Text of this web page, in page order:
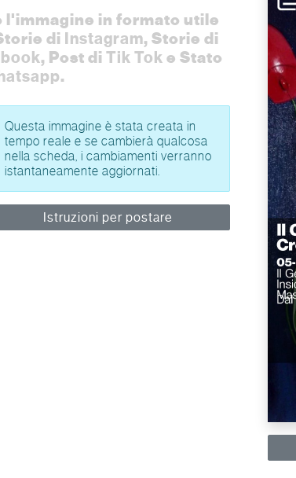
l'immagine in formato utile
di Instagram, Storie di
, Post di Tik Tok e Stato
.
Questa immagine è stata creata in
tempo reale e se cambierà qualcosa
nella scheda, i cambiamenti verranno
istantaneamente aggiornati.
Istruzioni per postare